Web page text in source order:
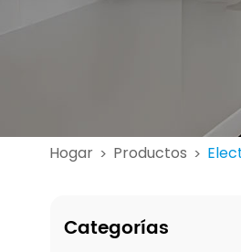
Hogar > Productos >
Categorías